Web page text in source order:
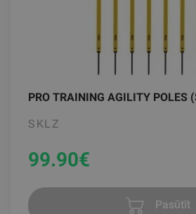
PRO TRAINING AGILITY POLES
SKLZ
99.90€
Pasūtīt